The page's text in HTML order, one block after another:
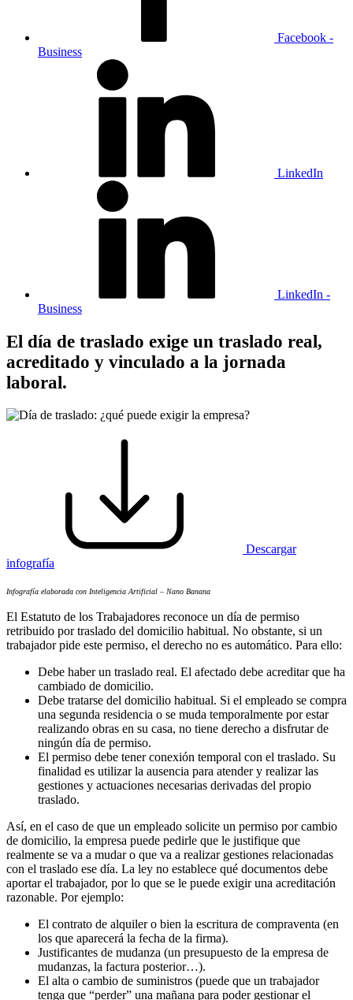
Facebook -
Business
LinkedIn
LinkedIn -
Business
El día de traslado exige un traslado real,
acreditado y vinculado a la jornada
laboral.
Descargar
infografía
Infografía elaborada con Inteligencia Artificial – Nano Banana
El Estatuto de los Trabajadores reconoce un día de permiso
retribuido por traslado del domicilio habitual. No obstante, si un
trabajador pide este permiso, el derecho no es automático. Para ello:
Debe haber un traslado real. El afectado debe acreditar que ha
cambiado de domicilio.
Debe tratarse del domicilio habitual. Si el empleado se compra
una segunda residencia o se muda temporalmente por estar
realizando obras en su casa, no tiene derecho a disfrutar de
ningún día de permiso.
El permiso debe tener conexión temporal con el traslado. Su
finalidad es utilizar la ausencia para atender y realizar las
gestiones y actuaciones necesarias derivadas del propio
traslado.
Así, en el caso de que un empleado solicite un permiso por cambio
de domicilio, la empresa puede pedirle que le justifique que
realmente se va a mudar o que va a realizar gestiones relacionadas
con el traslado ese día. La ley no establece qué documentos debe
aportar el trabajador, por lo que se le puede exigir una acreditación
razonable. Por ejemplo:
El contrato de alquiler o bien la escritura de compraventa (en
los que aparecerá la fecha de la firma).
Justificantes de mudanza (un presupuesto de la empresa de
mudanzas, la factura posterior…).
El alta o cambio de suministros (puede que un trabajador
tenga que “perder” una mañana para poder gestionar el